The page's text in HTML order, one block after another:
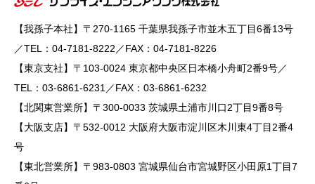
【我孫子本社】〒270-1165 千葉県我孫子市並木五丁目6番13号
／TEL：04-7181-8222／FAX：04-7181-8226
【東京支社】〒103-0024 東京都中央区日本橋小舟町2番9号／
TEL：03-6861-6231／FAX：03-6861-6232
【北関東営業所】〒300-0033 茨城県土浦市川口2丁目9番8号
【大阪支店】〒532-0012 大阪府大阪市淀川区木川東4丁目2番4
号
【東北営業所】〒983-0803 宮城県仙台市宮城野区小田原1丁目7